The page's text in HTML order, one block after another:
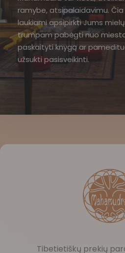
ramybe, atsipalaidavimu.
laukiami apsipirkti Jums
trumpam pabėgti nuo
paskaityti knygą ar
užsukti pasisveikinti.
Tibetietiškų prekių